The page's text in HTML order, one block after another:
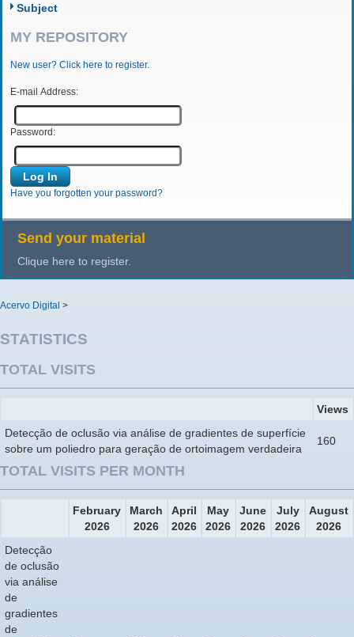
Subject
MY REPOSITORY
New user? Click here to register.
E-mail Address:
Password:
Have you forgotten your password?
Send your material
Clique here to register.
Acervo Digital >
STATISTICS
TOTAL VISITS
Views
Detecção de oclusão via análise de gradientes de superfície
sobre um poliedro para geração de ortoimagem verdadeira
160
TOTAL VISITS PER MONTH
February
2026
March
2026
April
2026
May
2026
June
2026
July
2026
August
2026
Detecção
de oclusão
via análise
de
gradientes
de